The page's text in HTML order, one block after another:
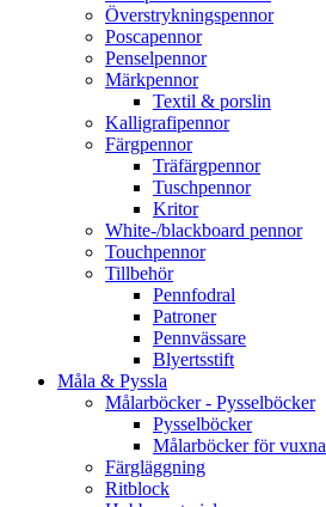
Överstrykningspennor
Poscapennor
Penselpennor
Märkpennor
Textil & porslin
Kalligrafipennor
Färgpennor
Träfärgpennor
Tuschpennor
Kritor
White-/blackboard pennor
Touchpennor
Tillbehör
Pennfodral
Patroner
Pennvässare
Blyertsstift
Måla & Pyssla
Målarböcker - Pysselböcker
Pysselböcker
Målarböcker för vuxna
Färgläggning
Ritblock